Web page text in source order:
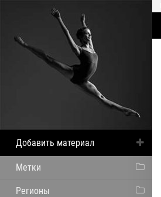
Добавить материал
Метки
Регионы